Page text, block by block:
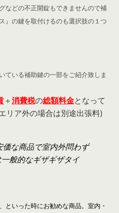
などの不正開錠もできませんので補
』の鍵を取付けるのも選択肢の１つ
ている補助鍵の一部をご紹介致しま
＋消費税の総額料金となって
リア外の場合は別途出張料)
な商品で室内外問わず
般的なギザギザタイ
といった時にお勧めな商品。室内・